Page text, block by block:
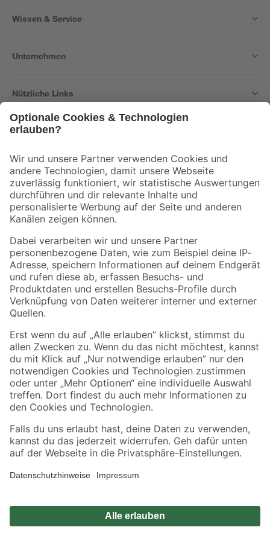
Wissen & Service
Unternehmen
Nützliche Links
Der toom Newsletter: Keine Angebote und Aktionen mehr verpassen!
Zur Newsletter Anmeldung
Folge uns
Zahlungsarten Versandarten
Sicher einkaufen
Jetzt die toom-App herunterladen
Alle Preisangaben in EUR inkl. gesetzl. MwSt.. Die dargestellten Angebote sind unter
Umständen nicht in allen Märkten verfügbar. Die angegebenen Verfügbarkeiten beziehen
Produkte nur solange der Vorrat reicht.
*Paketversand ab 59 € versandkostenfrei, gilt nicht für Artikel mit Speditionsversand, hier
Privatsphäre Impressum
Nutzungsbedingungen
Widerrufsrecht Vertrag widerrufen